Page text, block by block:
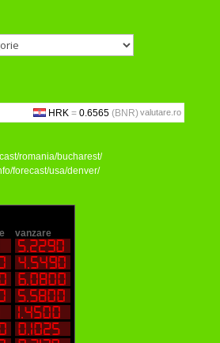
valutare.ro
romania/bucharest/
forecast/usa/denver/